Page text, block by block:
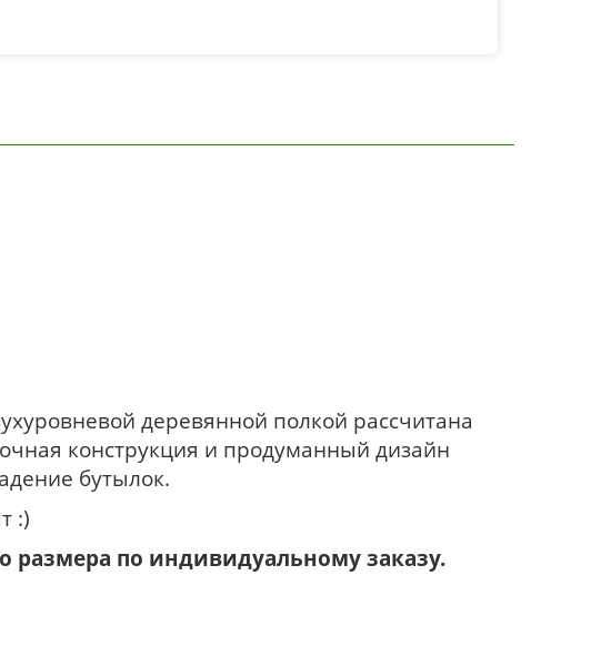
деревянной полкой рассчитана
конструкция и продуманный дизайн
бутылок.
:)
размера по индивидуальному заказу.